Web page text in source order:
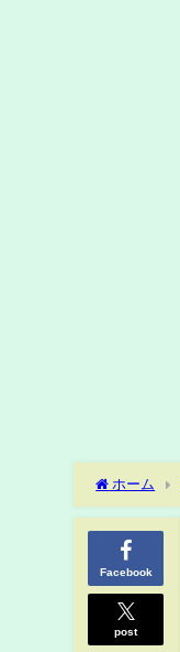
ホーム
Facebook
post